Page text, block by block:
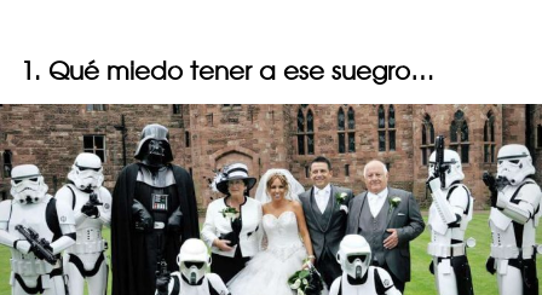
1. Qué miedo tener a ese suegro…